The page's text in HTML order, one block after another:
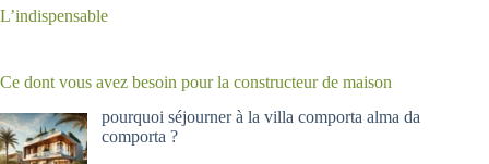
L’indispensable
Ce dont vous avez besoin pour la constructeur de maison
pourquoi séjourner à la villa comporta alma da
comporta ?